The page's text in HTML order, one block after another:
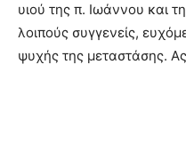
υιού της π. Ιωάννου και
λοιπούς συγγενείς,
ψυχής της μεταστάσης.